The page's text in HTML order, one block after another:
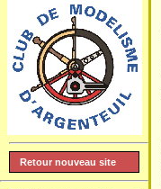
]
Retour nouveau site